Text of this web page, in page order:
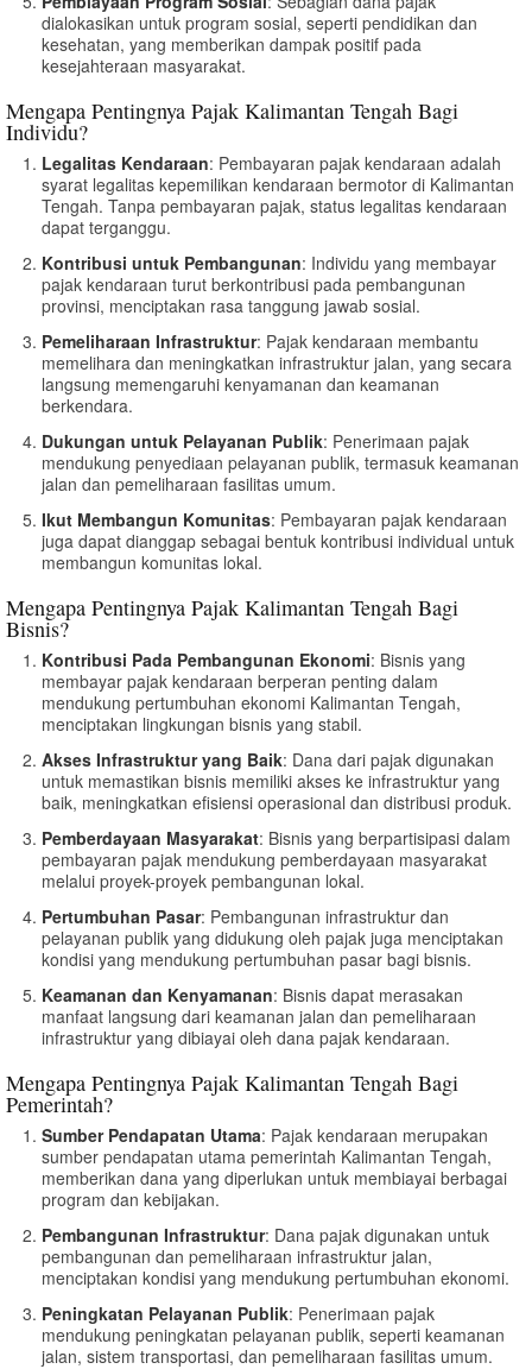
dialokasikan untuk program sosial, seperti pendidikan dan
kesehatan, yang memberikan dampak positif pada
kesejahteraan masyarakat.
Mengapa Pentingnya Pajak Kalimantan Tengah Bagi
Individu?
Legalitas Kendaraan: Pembayaran pajak kendaraan adalah
syarat legalitas kepemilikan kendaraan bermotor di Kalimantan
Tengah. Tanpa pembayaran pajak, status legalitas kendaraan
dapat terganggu.
Kontribusi untuk Pembangunan: Individu yang membayar
pajak kendaraan turut berkontribusi pada pembangunan
provinsi, menciptakan rasa tanggung jawab sosial.
Pemeliharaan Infrastruktur: Pajak kendaraan membantu
memelihara dan meningkatkan infrastruktur jalan, yang secara
langsung memengaruhi kenyamanan dan keamanan
berkendara.
Dukungan untuk Pelayanan Publik: Penerimaan pajak
mendukung penyediaan pelayanan publik, termasuk keamanan
jalan dan pemeliharaan fasilitas umum.
Ikut Membangun Komunitas: Pembayaran pajak kendaraan
juga dapat dianggap sebagai bentuk kontribusi individual untuk
membangun komunitas lokal.
Mengapa Pentingnya Pajak Kalimantan Tengah Bagi
Bisnis?
Kontribusi Pada Pembangunan Ekonomi: Bisnis yang
membayar pajak kendaraan berperan penting dalam
mendukung pertumbuhan ekonomi Kalimantan Tengah,
menciptakan lingkungan bisnis yang stabil.
Akses Infrastruktur yang Baik: Dana dari pajak digunakan
untuk memastikan bisnis memiliki akses ke infrastruktur yang
baik, meningkatkan efisiensi operasional dan distribusi produk.
Pemberdayaan Masyarakat: Bisnis yang berpartisipasi dalam
pembayaran pajak mendukung pemberdayaan masyarakat
melalui proyek-proyek pembangunan lokal.
Pertumbuhan Pasar: Pembangunan infrastruktur dan
pelayanan publik yang didukung oleh pajak juga menciptakan
kondisi yang mendukung pertumbuhan pasar bagi bisnis.
Keamanan dan Kenyamanan: Bisnis dapat merasakan
manfaat langsung dari keamanan jalan dan pemeliharaan
infrastruktur yang dibiayai oleh dana pajak kendaraan.
Mengapa Pentingnya Pajak Kalimantan Tengah Bagi
Pemerintah?
Sumber Pendapatan Utama: Pajak kendaraan merupakan
sumber pendapatan utama pemerintah Kalimantan Tengah,
memberikan dana yang diperlukan untuk membiayai berbagai
program dan kebijakan.
Pembangunan Infrastruktur: Dana pajak digunakan untuk
pembangunan dan pemeliharaan infrastruktur jalan,
menciptakan kondisi yang mendukung pertumbuhan ekonomi.
Peningkatan Pelayanan Publik: Penerimaan pajak
mendukung peningkatan pelayanan publik, seperti keamanan
jalan, sistem transportasi, dan pemeliharaan fasilitas umum.